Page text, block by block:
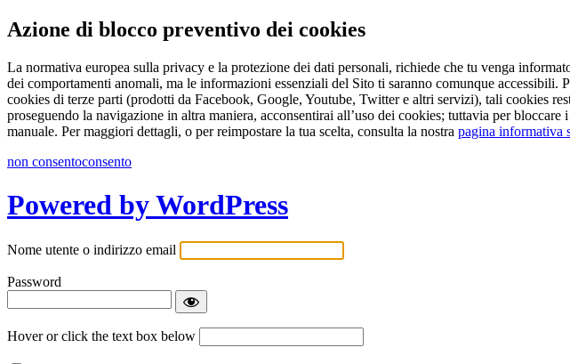
Azione di blocco preventivo dei cookies
La normativa europea sulla privacy e la protezione dei dati personali, richiede che tu venga
dei comportamenti anomali, ma le informazioni essenziali del Sito ti saranno comunque
cookies di terze parti (prodotti da Facebook, Google, Youtube, Twitter e altri servizi), tali cookies
proseguendo la navigazione in altra maniera, acconsentirai all’uso dei cookies; tuttavia per
manuale. Per maggiori dettagli, o per reimpostare la tua scelta, consulta la nostra pagina informativa
non consentoconsento
Powered by WordPress
Nome utente o indirizzo email
Password
Hover or click the text box below